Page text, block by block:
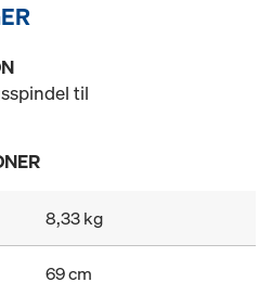
til
8,33 kg
69 cm